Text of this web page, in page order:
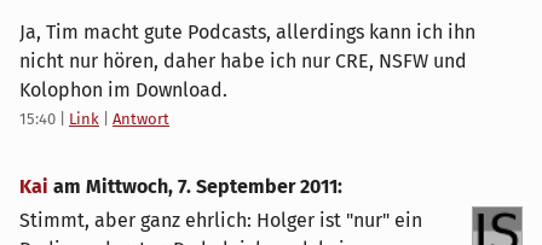
Ja, Tim macht gute Podcasts, allerdings kann ich ihn
nicht nur hören, daher habe ich nur CRE, NSFW und
Kolophon im Download.
15:40 Link Antwort
Kai am Mittwoch, 7. September 2011:
Stimmt, aber ganz ehrlich: Holger ist "nur" ein